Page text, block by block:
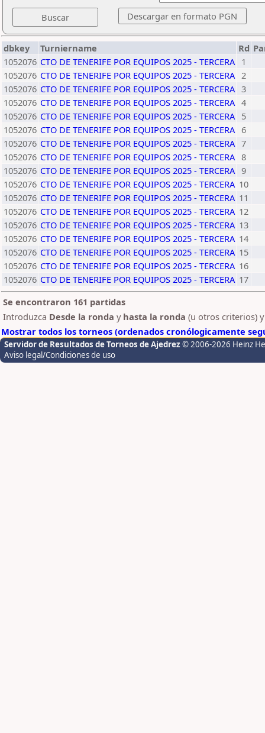
dbkey Turniername Rd
1052076 CTO DE TENERIFE POR EQUIPOS 2025 - TERCERA 1
1052076 CTO DE TENERIFE POR EQUIPOS 2025 - TERCERA 2
1052076 CTO DE TENERIFE POR EQUIPOS 2025 - TERCERA 3
1052076 CTO DE TENERIFE POR EQUIPOS 2025 - TERCERA 4
1052076 CTO DE TENERIFE POR EQUIPOS 2025 - TERCERA 5
1052076 CTO DE TENERIFE POR EQUIPOS 2025 - TERCERA 6
1052076 CTO DE TENERIFE POR EQUIPOS 2025 - TERCERA 7
1052076 CTO DE TENERIFE POR EQUIPOS 2025 - TERCERA 8
1052076 CTO DE TENERIFE POR EQUIPOS 2025 - TERCERA 9
1052076 CTO DE TENERIFE POR EQUIPOS 2025 - TERCERA 10
1052076 CTO DE TENERIFE POR EQUIPOS 2025 - TERCERA 11
1052076 CTO DE TENERIFE POR EQUIPOS 2025 - TERCERA 12
1052076 CTO DE TENERIFE POR EQUIPOS 2025 - TERCERA 13
1052076 CTO DE TENERIFE POR EQUIPOS 2025 - TERCERA 14
1052076 CTO DE TENERIFE POR EQUIPOS 2025 - TERCERA 15
1052076 CTO DE TENERIFE POR EQUIPOS 2025 - TERCERA 16
1052076 CTO DE TENERIFE POR EQUIPOS 2025 - TERCERA 17
Se encontraron 161 partidas
Introduzca Desde la ronda y hasta la ronda (u otros criterios)
Mostrar todos los torneos (ordenados cronólogicamente
Servidor de Resultados de Torneos de Ajedrez © 2006-2026 Heinz
Aviso legal/Condiciones de uso